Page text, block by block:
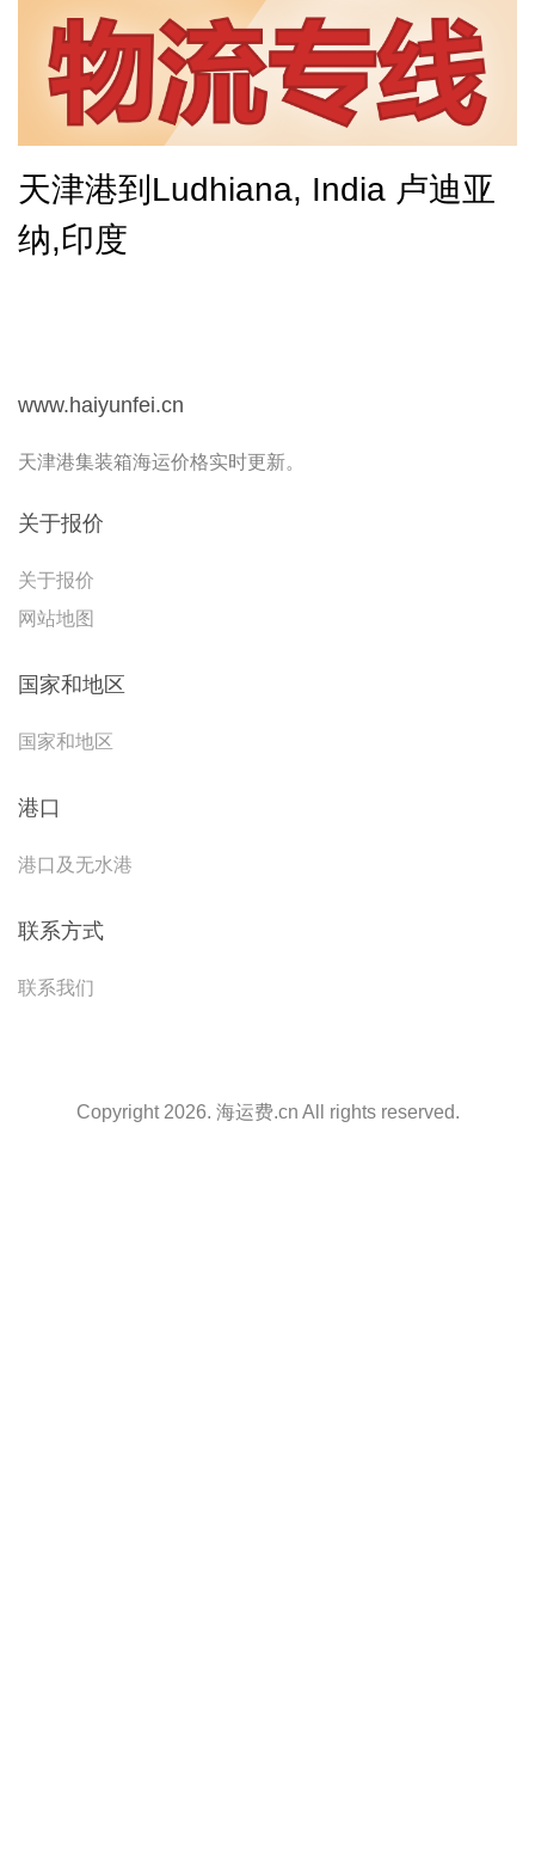
天津港到Ludhiana, India 卢迪亚
纳,印度
www.haiyunfei.cn
天津港集装箱海运价格实时更新。
关于报价
关于报价
网站地图
国家和地区
国家和地区
港口
港口及无水港
联系方式
联系我们
Copyright 2026. 海运费.cn All rights reserved.